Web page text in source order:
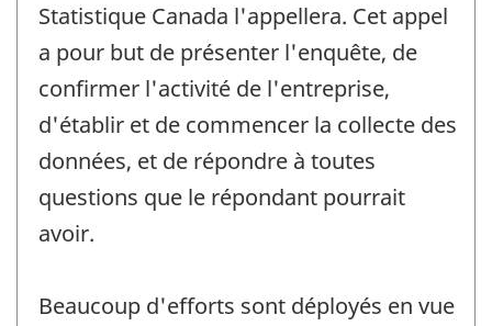
Statistique Canada l'appellera. Cet appel
a pour but de présenter l'enquête, de
confirmer l'activité de l'entreprise,
d'établir et de commencer la collecte des
données, et de répondre à toutes
questions que le répondant pourrait
avoir.
Beaucoup d'efforts sont déployés en vue